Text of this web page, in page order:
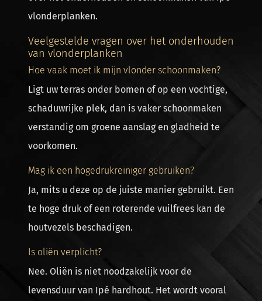
vlonderplanken.
Veelgestelde vragen over het onderhouden
van vlonderplanken
Hoe vaak moet ik mijn vlonder schoonmaken?
Ligt uw terras onder bomen of op een vochtige,
schaduwrijke plek, dan is vaker schoonmaken
verstandig om groene aanslag en gladheid te
voorkomen.
Mag ik een hogedrukreiniger gebruiken?
Ja, mits u deze op de juiste manier gebruikt. Een
te hoge druk of een roterende vuilfrees kan de
houtvezels beschadigen.
Is oliën verplicht?
Nee. Oliën is niet noodzakelijk voor de
levensduur van Ipé hardhout. Het wordt vooral